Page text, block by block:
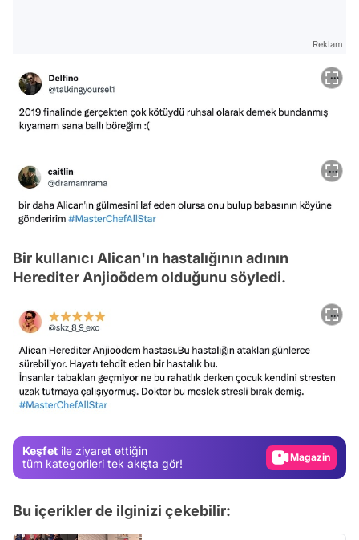
Reklam
Bir kullanıcı Alican'ın hastalığının adının
Herediter Anjioödem olduğunu söyledi.
Keşfet ile ziyaret ettiğin
tüm kategorileri tek akışta gör!
Test
Video
Bu içerikler de ilginizi çekebilir: